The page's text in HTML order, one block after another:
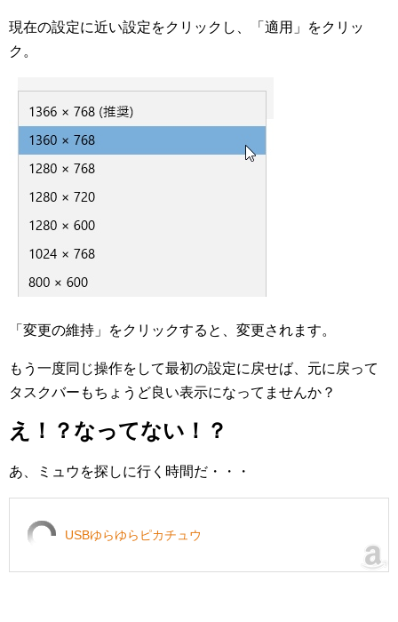
現在の設定に近い設定をクリックし、「適用」をクリッ
ク。
「変更の維持」をクリックすると、変更されます。
もう一度同じ操作をして最初の設定に戻せば、元に戻って
タスクバーもちょうど良い表示になってませんか？
え！？なってない！？
あ、ミュウを探しに行く時間だ・・・
USBゆらゆらピカチュウ